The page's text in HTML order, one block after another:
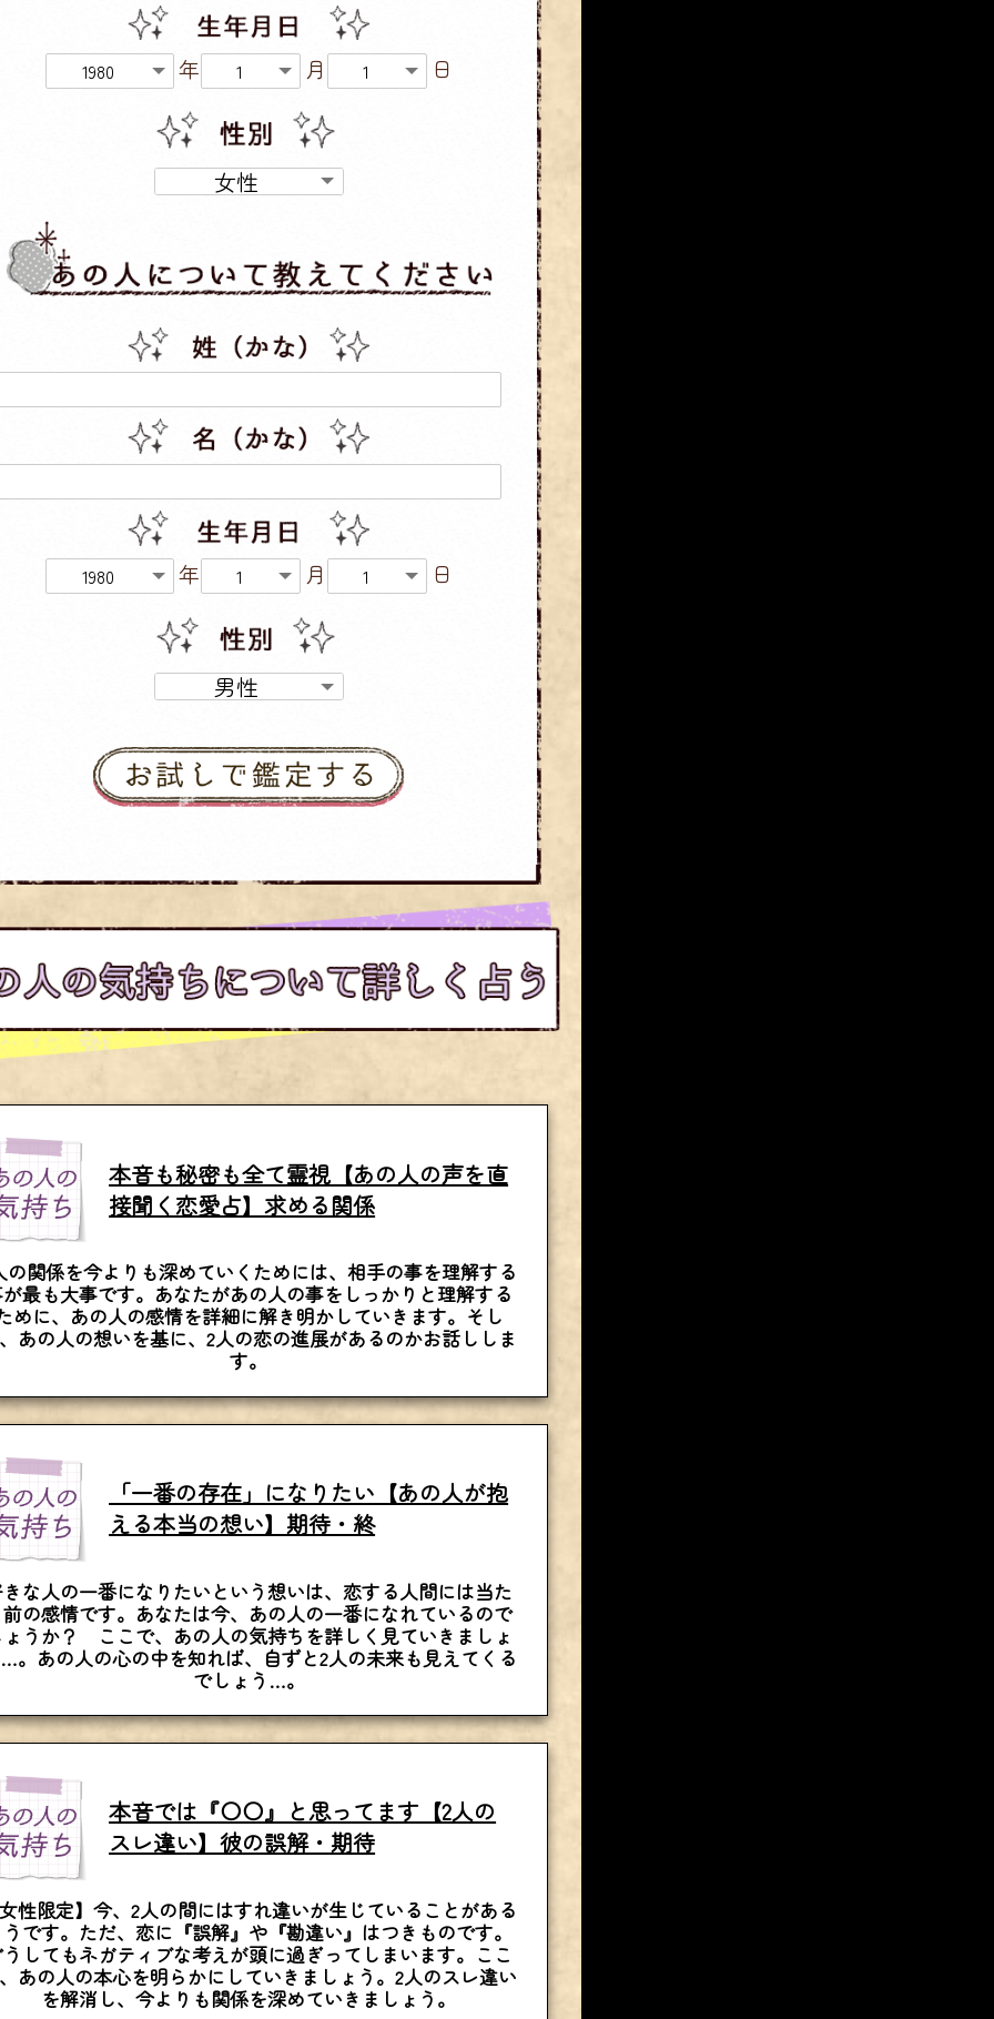
年 月 日
年 月 日
本音も秘密も全て霊視【あの人の声を直
接聞く恋愛占】求める関係
の関係を今よりも深めていくためには、相手の事を理解する
最も大事です。あなたがあの人の事をしっかりと理解する
めに、あの人の感情を詳細に解き明かしていきます。そし
あの人の想いを基に、2人の恋の進展があるのかお話ししま
す。
「一番の存在」になりたい【あの人が抱
える本当の想い】期待・終
な人の一番になりたいという想いは、恋する人間には当た
の感情です。あなたは今、あの人の一番になれているので
うか？ ここで、あの人の気持ちを詳しく見ていきましょ
。あの人の心の中を知れば、自ずと2人の未来も見えてくる
でしょう…。
本音では『〇〇』と思ってます【2人の
スレ違い】彼の誤解・期待
性限定】今、2人の間にはすれ違いが生じていることがある
です。ただ、恋に『誤解』や『勘違い』はつきものです。
してもネガティブな考えが頭に過ぎってしまいます。ここ
あの人の本心を明らかにしていきましょう。2人のスレ違い
を解消し、今よりも関係を深めていきましょう。